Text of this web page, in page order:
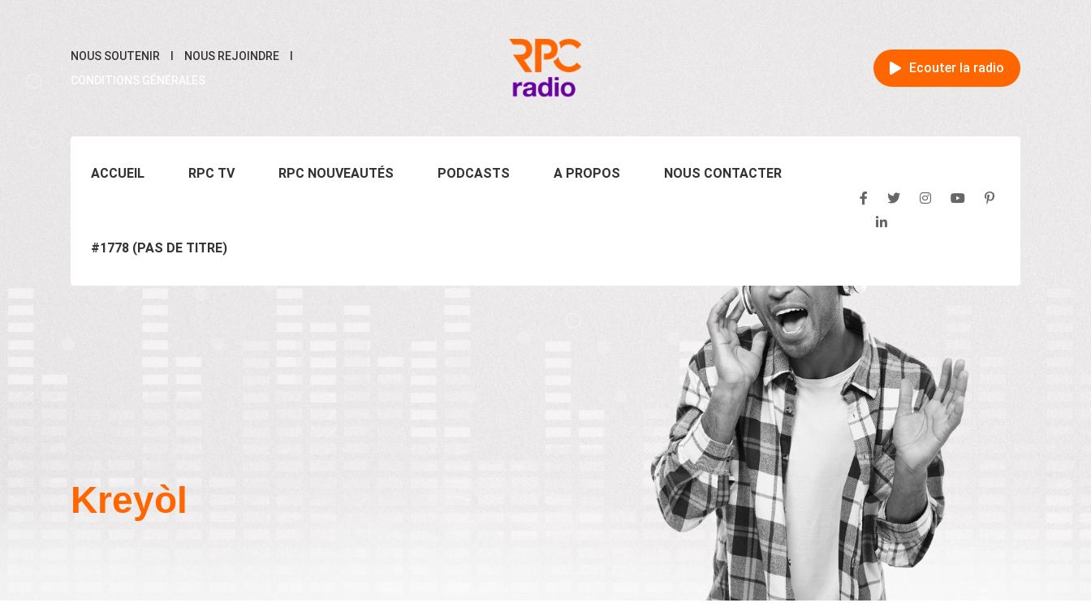
NOUS SOUTENIR
NOUS REJOINDRE
CONDITIONS GÉNÉRALES
Ecouter la radio
ACCUEIL RPC TV RPC NOUVEAUTÉS PODCASTS A PROPOS NOUS CONTACTER
#1778 (PAS DE TITRE)
Kreyòl